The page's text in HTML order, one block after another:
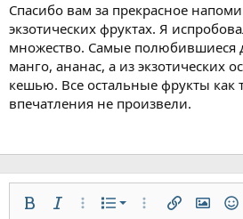
Спасибо вам за прекрасное
экзотических фруктах. Я
множество. Самые полюбившиеся
манго, ананас, а из экзотических
кешью. Все остальные фрукты как
впечатления не произвели.
ЖирныйКурсивДополнительно...
СписокДополнительно...
Вставить